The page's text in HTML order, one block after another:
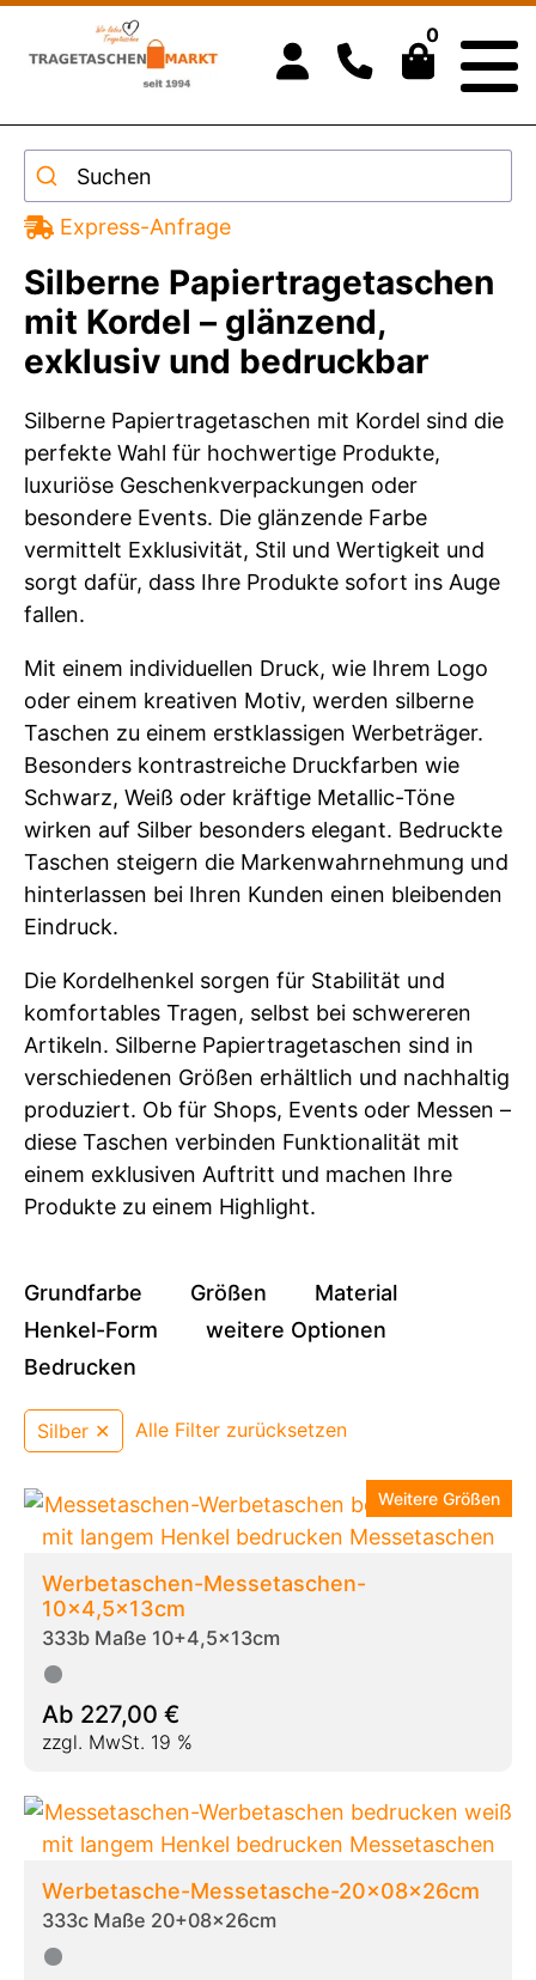
0
Suchen
Express-Anfrage
Silberne Papiertragetaschen
mit Kordel – glänzend,
exklusiv und bedruckbar
Silberne Papiertragetaschen mit Kordel sind die
perfekte Wahl für hochwertige Produkte,
luxuriöse Geschenkverpackungen oder
besondere Events. Die glänzende Farbe
vermittelt Exklusivität, Stil und Wertigkeit und
sorgt dafür, dass Ihre Produkte sofort ins Auge
fallen.
Mit einem individuellen Druck, wie Ihrem Logo
oder einem kreativen Motiv, werden silberne
Taschen zu einem erstklassigen Werbeträger.
Besonders kontrastreiche Druckfarben wie
Schwarz, Weiß oder kräftige Metallic-Töne
wirken auf Silber besonders elegant. Bedruckte
Taschen steigern die Markenwahrnehmung und
hinterlassen bei Ihren Kunden einen bleibenden
Eindruck.
Die Kordelhenkel sorgen für Stabilität und
komfortables Tragen, selbst bei schwereren
Artikeln. Silberne Papiertragetaschen sind in
verschiedenen Größen erhältlich und nachhaltig
produziert. Ob für Shops, Events oder Messen –
diese Taschen verbinden Funktionalität mit
einem exklusiven Auftritt und machen Ihre
Produkte zu einem Highlight.
Grundfarbe Größen
Material
Henkel-Form
weitere Optionen
Bedrucken
Silber ✕ Alle Filter zurücksetzen
Weitere Größen
Werbetaschen-Messetaschen-
10x4,5x13cm
333b Maße 10+4,5x13cm
Ab 227,00 €
zzgl. MwSt. 19 %
Werbetasche-Messetasche-20x08x26cm
333c Maße 20+08x26cm